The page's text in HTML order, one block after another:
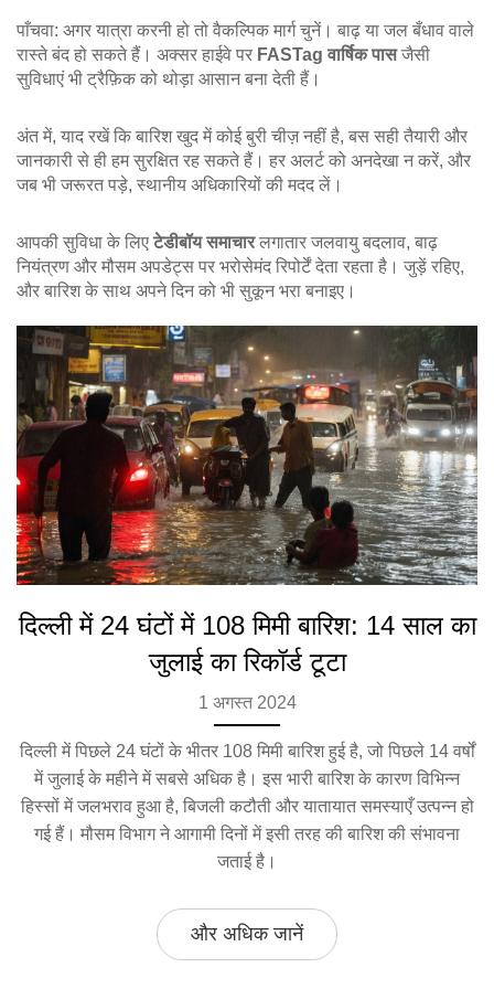
पाँचवा: अगर यात्रा करनी हो तो वैकल्पिक मार्ग चुनें। बाढ़ या जल बँधाव वाले
रास्ते बंद हो सकते हैं। अक्सर हाईवे पर FASTag वार्षिक पासजैसी
सुविधाएं भी ट्रैफ़िक को थोड़ा आसान बना देती हैं।
अंत में, याद रखें कि बारिश खुद में कोई बुरी चीज़ नहीं है, बस सही तैयारी और
जानकारी से ही हम सुरक्षित रह सकते हैं। हर अलर्ट को अनदेखा न करें, और
जब भी जरूरत पड़े, स्थानीय अधिकारियों की मदद लें।
आपकी सुविधा के लिएटेडीबॉय समाचारलगातार जलवायु बदलाव, बाढ़
नियंत्रण और मौसम अपडेट्स पर भरोसेमंद रिपोर्टें देता रहता है। जुड़ें रहिए,
और बारिश के साथ अपने दिन को भी सुकून भरा बनाइए।
दिल्ली में 24 घंटों में 108 मिमी बारिश: 14 साल का
जुलाई का रिकॉर्ड टूटा
1 अगस्त 2024
दिल्ली में पिछले 24 घंटों के भीतर 108 मिमी बारिश हुई है, जो पिछले 14 वर्षों
में जुलाई के महीने में सबसे अधिक है। इस भारी बारिश के कारण विभिन्न
हिस्सों में जलभराव हुआ है, बिजली कटौती और यातायात समस्याएँ उत्पन्न हो
गई हैं। मौसम विभाग ने आगामी दिनों में इसी तरह की बारिश की संभावना
जताई है।
और अधिक जानें